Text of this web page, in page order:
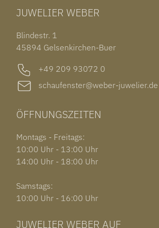
OHRSCHMUCK
OUT OF COLLECTION
ROLEX SUBMARINER DATE
GARMIN VENU 3S
JUWELIER WEBER
Blindestr. 1
45894 Gelsenkirchen-Buer
+49 209 93072 0
schaufenster@weber-juwelier.de
ÖFFNUNGSZEITEN
Montags - Freitags:
10:00 Uhr - 13:00 Uhr
14:00 Uhr - 18:00 Uhr
Samstags:
10:00 Uhr - 16:00 Uhr
JUWELIER WEBER AUF